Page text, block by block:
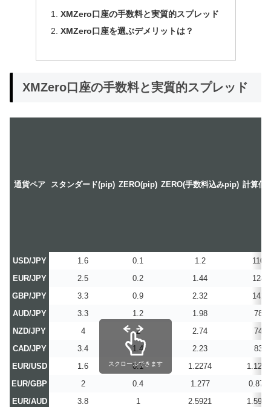
XMZero口座の手数料と実質的スプレッド
XMZero口座を選ぶデメリットは？
XMZero口座の手数料と実質的スプレッド
通貨ペア スタンダード(pip) ZERO(pip) ZERO(手数料込みpip) 計算価
USD/JPY 1.6 0.1 1.2
110
EUR/JPY
2.5 0.2 1.44
124
GBP/JPY
3.3 0.9 2.32
142
AUD/JPY
3.3 1.2 1.98
78
NZD/JPY
4 2 2.74
74
CAD/JPY
3.4 1.4 2.23
83
EUR/USD
1.6 0.1 1.2274
1.1274
EUR/GBP
2 0.4 1.277
0.877
EUR/AUD
3.8 1 2.5921
1.5921
スクロールできます